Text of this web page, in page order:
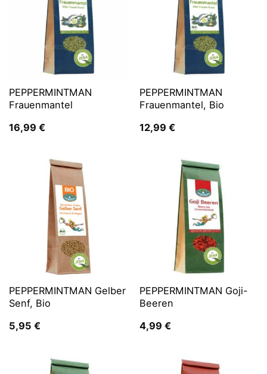
PEPPERMINTMAN
Frauenmantel
16,99 €
PEPPERMINTMAN
Frauenmantel, Bio
12,99 €
PEPPERMINTMAN Gelber
Senf, Bio
5,95 €
PEPPERMINTMAN Goji-
Beeren
4,99 €